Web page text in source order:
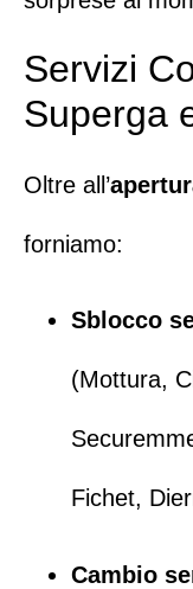
Servizi
Superga
Oltre all’
forniamo:
Sblocco
(Mottura,
Fichet,
Cambio